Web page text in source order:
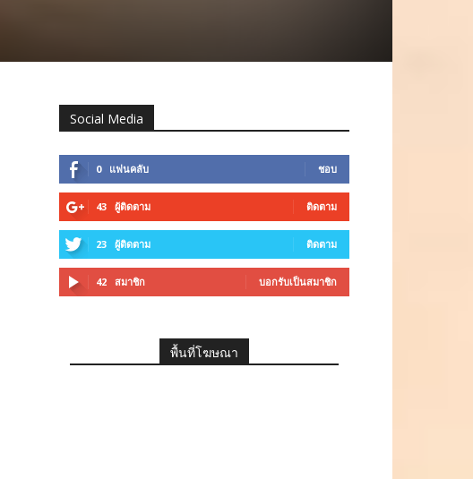
Social Media
0 แฟนคลับ ชอบ
43 ผู้ติดตาม ติดตาม
23 ผู้ติดตาม ติดตาม
42 สมาชิก บอกรับเป็นสมาชิก
พื้นที่โฆษณา